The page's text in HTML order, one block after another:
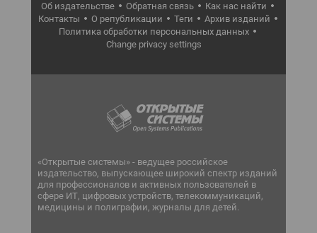
Об издательстве Обратная связь
Как нас найти
Контакты
О републикации Теги
Архив изданий
Политика обработки персональных данных
Change privacy settings
«Открытые системы» - ведущее российское
издательство, выпускающее широкий спектр изданий
для профессионалов и активных пользователей в
сфере ИТ, цифровых устройств, телекоммуникаций,
медицины и полиграфии, журналы для детей.